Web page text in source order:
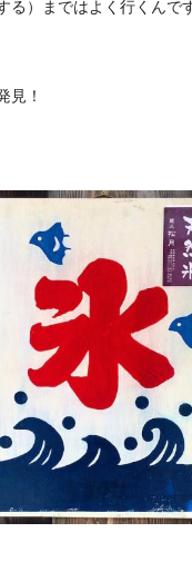
る）まではよく行くんで
見！